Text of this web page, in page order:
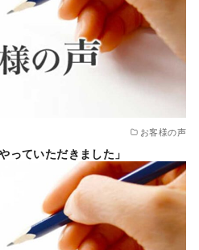
お客様の声
っていただきました」